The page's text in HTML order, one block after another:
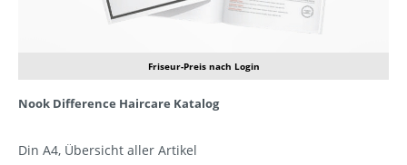
Friseur-Preis nach Login
Nook Difference Haircare Katalog
Din A4, Übersicht aller Artikel